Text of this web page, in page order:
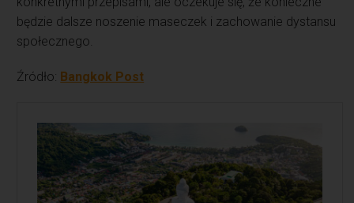
będzie dalsze noszenie maseczek i zachowanie dystansu
społecznego.
Źródło: Bangkok Post